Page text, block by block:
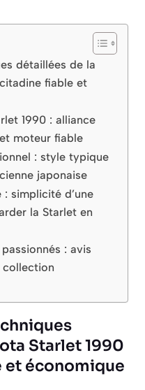
détaillées de la
fiable et
1990 : alliance
moteur fiable
: style typique
japonaise
simplicité d’une
la Starlet en
: avis
collection
Starlet 1990
et économique